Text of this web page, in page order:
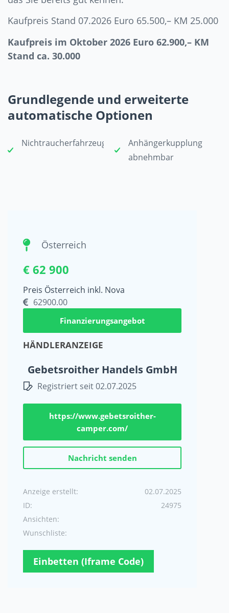
Kaufpreis Stand 07.2026 Euro 65.500,– KM 25.000
Kaufpreis im Oktober 2026 Euro 62.900,– KM
Stand ca. 30.000
Grundlegende und erweiterte
automatische Optionen
Nichtraucherfahrzeug
Anhängerkupplung
abnehmbar
Österreich
€ 62 900
Preis Österreich inkl. Nova
62900.00
Finanzierungsangebot
HÄNDLERANZEIGE
Gebetsroither Handels GmbH
Registriert seit 02.07.2025
https://www.gebetsroither-
camper.com/
Nachricht senden
Anzeige erstellt:
02.07.2025
ID:
24975
Ansichten:
Wunschliste:
Einbetten (Iframe Code)